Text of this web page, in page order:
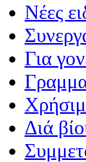
Νέες
Για
Διά